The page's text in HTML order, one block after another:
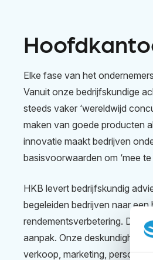
Elke fase van het
Vanuit onze bedrijfskundige
steeds vaker ‘wereldwijd
maken van goede producten
innovatie maakt bedrijven
basisvoorwaarden om ‘mee te
HKB levert bedrijfskundig
begeleiden bedrijven naar
rendementsverbetering. Dit
aanpak. Onze
verkoop, marketing,